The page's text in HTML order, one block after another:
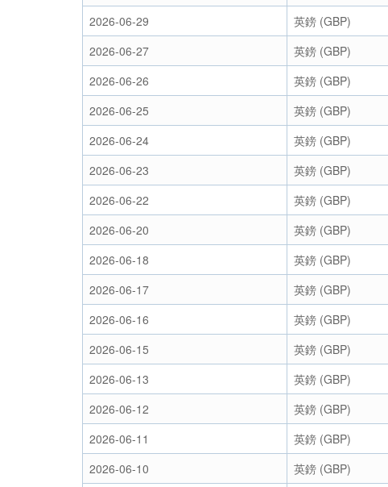
2026-06-29
英鎊 (GBP)
2026-06-27
英鎊 (GBP)
2026-06-26
英鎊 (GBP)
2026-06-25
英鎊 (GBP)
2026-06-24
英鎊 (GBP)
2026-06-23
英鎊 (GBP)
2026-06-22
英鎊 (GBP)
2026-06-20
英鎊 (GBP)
2026-06-18
英鎊 (GBP)
2026-06-17
英鎊 (GBP)
2026-06-16
英鎊 (GBP)
2026-06-15
英鎊 (GBP)
2026-06-13
英鎊 (GBP)
2026-06-12
英鎊 (GBP)
2026-06-11
英鎊 (GBP)
2026-06-10
英鎊 (GBP)